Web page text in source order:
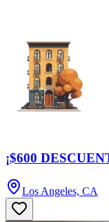
¡$600
Los Angeles, CA